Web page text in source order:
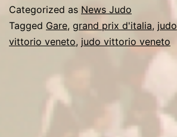
Judo
Vittorio
Veneto
posto
Categorized as News Judo
Tagged Gare, grand prix d'italia, judo
vittorio veneto, judo vittorio veneto